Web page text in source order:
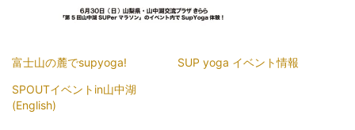
富士山の麓でsupyoga!
SUP yoga イベント情報
SPOUTイベントin山中湖
(English)